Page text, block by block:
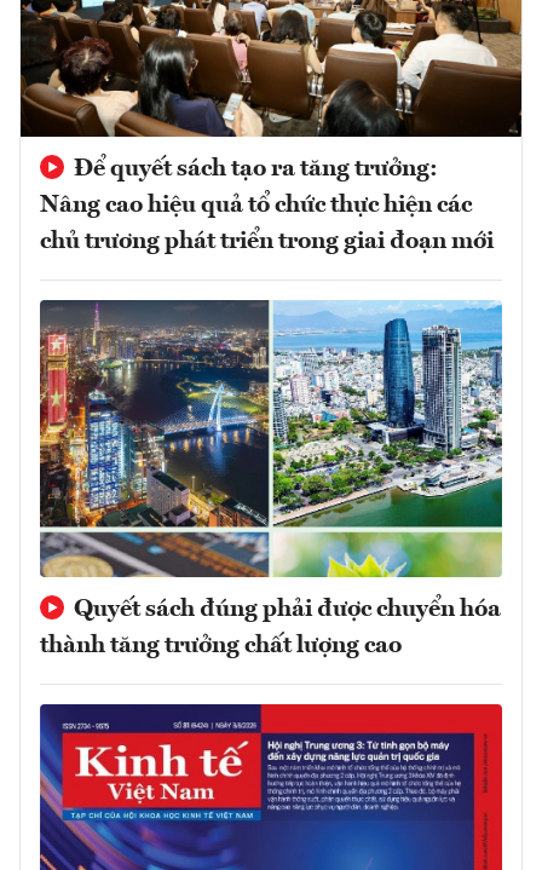
Để quyết sách tạo ra tăng trưởng:
Nâng cao hiệu quả tổ chức thực hiện các
chủ trương phát triển trong giai đoạn mới
Quyết sách đúng phải được chuyển hóa
thành tăng trưởng chất lượng cao